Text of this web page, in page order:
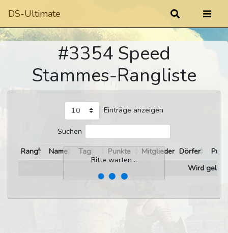
DS-Ultimate
#3354 Speed
Stammes-Rangliste
Einträge anzeigen
Suchen
Bitte warten ..
Rang Name Tag Punkte Mitglieder Dörfer
Wird